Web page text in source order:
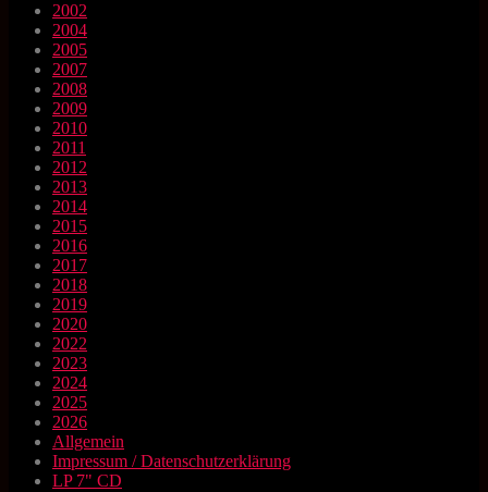
2002
2004
2005
2007
2008
2009
2010
2011
2012
2013
2014
2015
2016
2017
2018
2019
2020
2022
2023
2024
2025
2026
Allgemein
Impressum / Datenschutzerklärung
LP 7" CD